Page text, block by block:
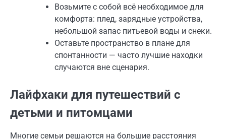
Возьмите с собой всё необходимое для
комфорта: плед, зарядные устройства,
небольшой запас питьевой воды и снеки.
Оставьте пространство в плане для
спонтанности — часто лучшие находки
случаются вне сценария.
Лайфхаки для путешествий с
детьми и питомцами
Многие семьи решаются на большие расстояния